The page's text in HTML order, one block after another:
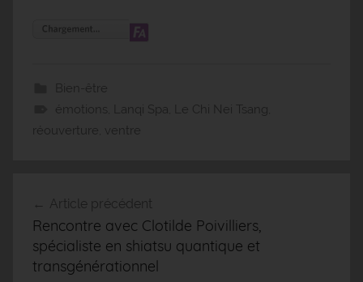
Bien-être
émotions
Lanqi Spa Le Chi Nei Tsang
réouverture
ventre
Navigation
de
l’article
Article précédent
Rencontre avec Clotilde Poivilliers,
spécialiste en shiatsu quantique et
transgénérationnel